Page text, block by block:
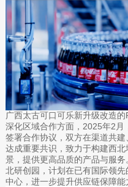
广西太古可口可乐新升级改造
深化区域合作方面，2025年2
签署合作协议，双方在渠道共
达成重要共识，致力于构建西
景，提供更高品质的产品与服
北研创园，计划在已有国际领
中心，进一步提升供应链保障能